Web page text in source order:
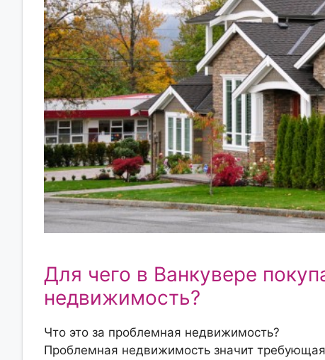
Для чего в Ванкувере
недвижимость?
Что это за проблемная недвижимость?
Проблемная недвижимость значит